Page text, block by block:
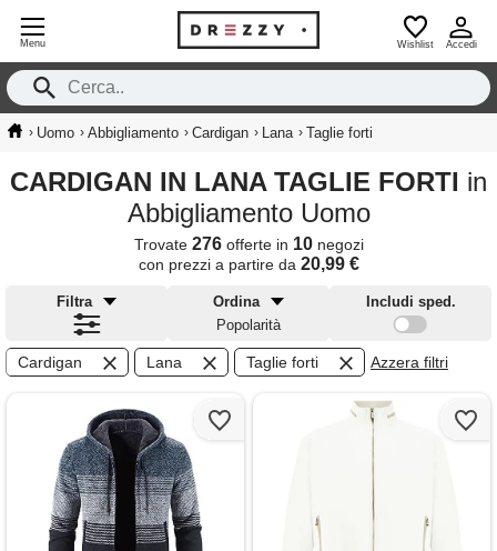
Menu Wishlist Accedi
› Uomo › Abbigliamento › Cardigan › Lana › Taglie forti
CARDIGAN IN LANA TAGLIE FORTI in
Abbigliamento Uomo
Trovate 276offerte in 10negozi
con prezzi a partire da 20,99 €
Filtra
Ordina
Popolarità
Includi sped.
Cardigan Lana Taglie forti Azzera filtri